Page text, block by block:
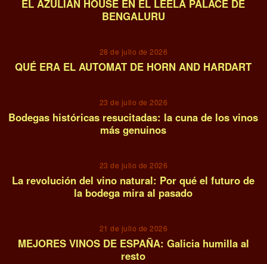
EL AZULIAN HOUSE EN EL LEELA PALACE DE
BENGALURU
28 de julio de 2026
QUÉ ERA EL AUTOMAT DE HORN AND HARDART
06
23 de julio de 2026
Bodegas históricas resucitadas: la cuna de los vinos
más genuinos
23 de julio de 2026
La revolución del vino natural: Por qué el futuro de
la bodega mira al pasado
21 de julio de 2026
MEJORES VINOS DE ESPAÑA: Galicia humilla al
resto